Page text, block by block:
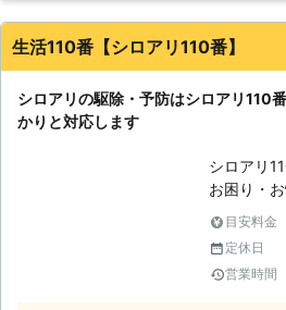
な器具をつかって
ております。 また、薬剤は
量は同法
います。 【国家資格】 防除作業監督
者 【所持
ター(10m以上可) 【
ペストロ
理学会員
生活110番【シロアリ110番】
シロアリの駆除・予防はシロアリ110
かりと対応します
シロアリ
お困り・
対応をさ
シロアリ
ると言わ
お庭など
目安料金
定休日
営業時間